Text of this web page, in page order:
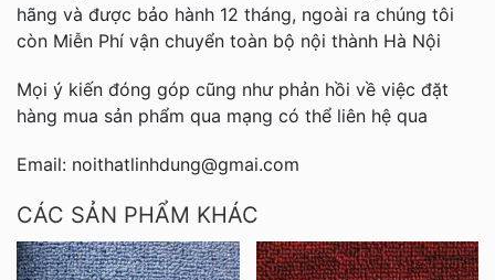
hãng và được bảo hành 12 tháng, ngoài ra chúng tôi
còn Miễn Phí vận chuyển toàn bộ nội thành Hà Nội
Mọi ý kiến đóng góp cũng như phản hồi về việc đặt
hàng mua sản phẩm qua mạng có thể liên hệ qua
Email: noithatlinhdung@gmai.com
CÁC SẢN PHẨM KHÁC